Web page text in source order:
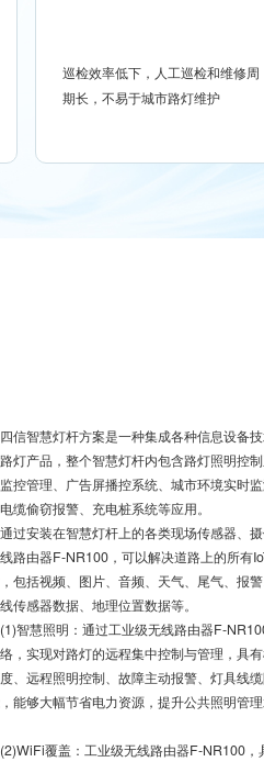
巡检效率低下，人工巡检和维修周
期长，不易于城市路灯维护
智慧灯杆方案是一种集成各种信息设备技
灯产品，整个智慧灯杆内包含路灯照明控制
控管理、广告屏播控系统、城市环境实时
缆偷窃报警、充电桩系统等应用。
安装在智慧灯杆上的各类现场传感器、摄
路由器F-NR100，可以解决道路上的所有
包括视频、图片、音频、天气、尾气、报
传感器数据、地理位置数据等。
慧照明：通过工业级无线路由器F-
，实现对路灯的远程集中控制与管理，具
、远程照明控制、故障主动报警、灯具线
能够大幅节省电力资源，提升公共照明管
覆盖：工业级无线路由器F-NR100，